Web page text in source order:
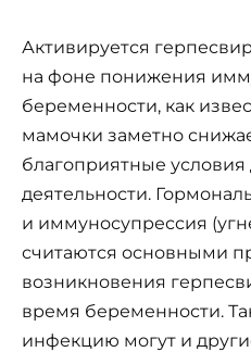
Активируется
на фоне понижения
беременности, как
мамочки заметно
благоприятные
деятельности.
и иммуносупрессия
считаются основными
возникновения
время беременности.
инфекцию могут и